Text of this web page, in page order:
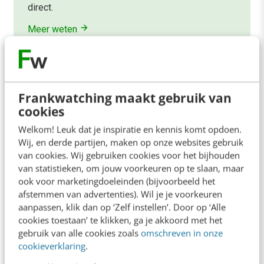
Frankwatching maakt gebruik van
cookies
Welkom! Leuk dat je inspiratie en kennis komt opdoen.
Wij, en derde partijen, maken op onze websites gebruik
van cookies. Wij gebruiken cookies voor het bijhouden
van statistieken, om jouw voorkeuren op te slaan, maar
ook voor marketingdoeleinden (bijvoorbeeld het
afstemmen van advertenties). Wil je je voorkeuren
aanpassen, klik dan op ‘Zelf instellen’. Door op ‘Alle
cookies toestaan’ te klikken, ga je akkoord met het
gebruik van alle cookies zoals omschreven in onze
cookieverklaring.
direct.
Meer weten
Contact Redactie
redactie@frankwatching.com
+31 30 200 1045
Tarieven
Meer contactopties
Frankwatching